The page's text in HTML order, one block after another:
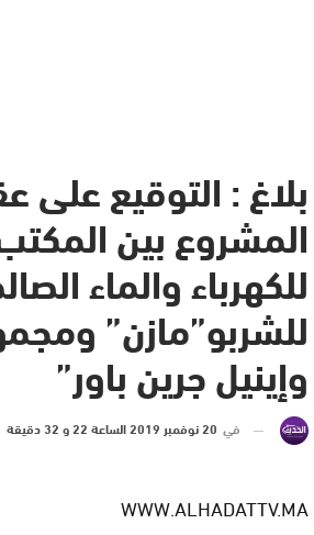
بلاغ : التوقيع على
المشروع بين
للكهرباء والماء
للشربو”مازن”
وإينيل جرين باور”
في 20 نوفمبر 2019 الساعة 22 و 32 دقيقة
WWW.ALHADATTV.MA